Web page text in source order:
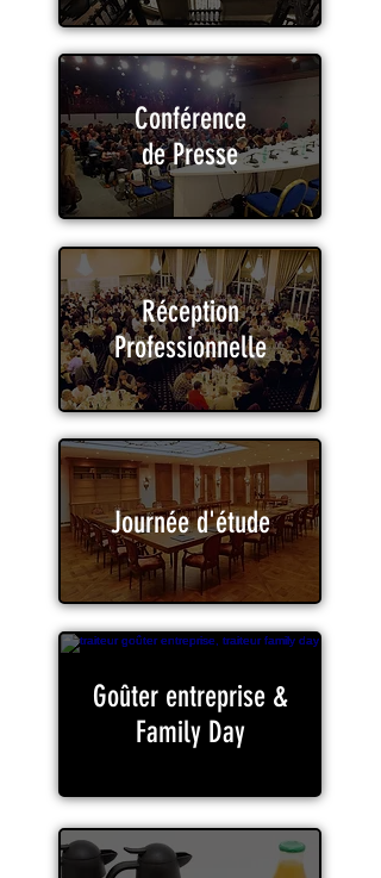
Conférence
de Presse
Réception
Professionnelle
Journée d'étude
Goûter entreprise &
Family Day